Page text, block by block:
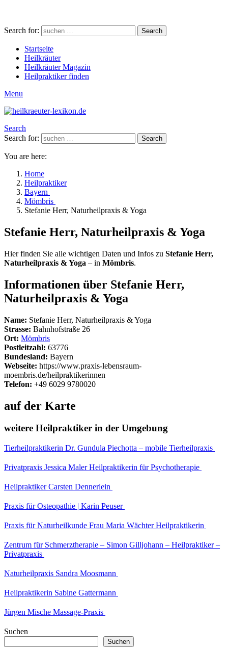
Search for: Search
Startseite
Heilkräuter
Heilkräuter Magazin
Heilpraktiker finden
Menu
Search
Search for:
Search
You are here:
Home
Heilpraktiker
Bayern
Mömbris
Stefanie Herr, Naturheilpraxis & Yoga
Stefanie Herr, Naturheilpraxis & Yoga
Hier finden Sie alle wichtigen Daten und Infos zu Stefanie Herr,
Naturheilpraxis & Yoga – in Mömbris.
Informationen über Stefanie Herr,
Naturheilpraxis & Yoga
Name: Stefanie Herr, Naturheilpraxis & Yoga
Strasse: Bahnhofstraße 26
Ort: Mömbris
Postleitzahl: 63776
Bundesland: Bayern
Webseite: https://www.praxis-lebensraum-
moembris.de/heilpraktikerinnen
Telefon: +49 6029 9780020
auf der Karte
weitere Heilpraktiker in der Umgebung
Tierheilpraktikerin Dr. Gundula Piechotta – mobile Tierheilpraxis
Privatpraxis Jessica Maler Heilpraktikerin für Psychotherapie
Heilpraktiker Carsten Dennerlein
Praxis für Osteopathie | Karin Peuser
Praxis für Naturheilkunde Frau Maria Wächter Heilpraktikerin
Zentrum für Schmerztherapie – Simon Gilljohann – Heilpraktiker –
Privatpraxis
Naturheilpraxis Sandra Moosmann
Heilpraktikerin Sabine Gattermann
Jürgen Mische Massage-Praxis
Suchen
Suchen